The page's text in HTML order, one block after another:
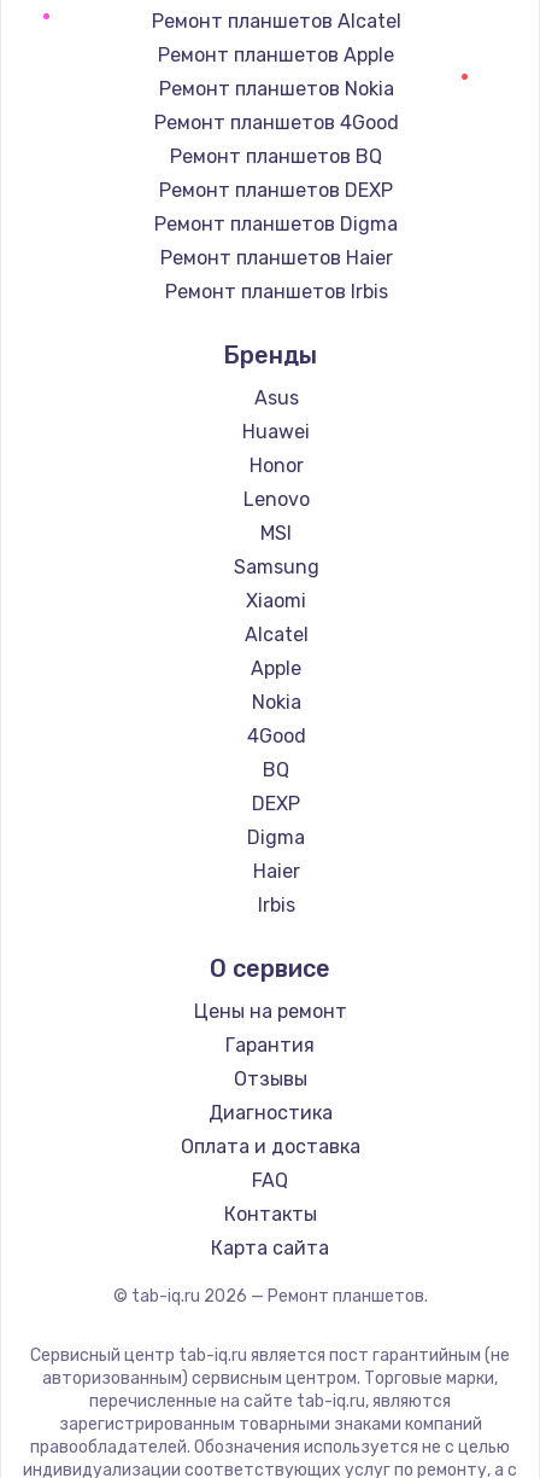
Ремонт планшетов Alcatel
Ремонт планшетов Apple
Ремонт планшетов Nokia
Ремонт планшетов 4Good
Ремонт планшетов BQ
Ремонт планшетов DEXP
Ремонт планшетов Digma
Ремонт планшетов Haier
Ремонт планшетов Irbis
Ремонт планшетов Microsoft
Ремонт планшетов BlackView
Ремонт планшетов Amazon
Ремонт планшетов Aquarius
Ремонт планшетов Philips
Ремонт планшетов Dell
Ремонт планшетов HP
Ремонт планшетов Getac
Ремонт планшетов ZTE
Ремонт планшетов Google
Ремонт планшетов Navitel
Ремонт планшетов Teclast
Ремонт планшетов CHUWI
Бренды
Asus
Huawei
Honor
Lenovo
MSI
Samsung
Xiaomi
Alcatel
Apple
Nokia
4Good
BQ
DEXP
Digma
Haier
Irbis
Microsoft
BlackView
Amazon
Aquarius
Philips
Dell
HP
Getac
ZTE
CHUWI
О сервисе
Цены на ремонт
Гарантия
Отзывы
Диагностика
Оплата и доставка
FAQ
Контакты
Карта сайта
© tab-iq.ru 2026 — Ремонт планшетов.
Сервисный центр tab-iq.ru является пост гарантийным (не
авторизованным) сервисным центром. Торговые марки,
перечисленные на сайте tab-iq.ru, являются
зарегистрированным товарными знаками компаний
правообладателей. Обозначения используется не с целью
индивидуализации соответствующих услуг по ремонту, а с